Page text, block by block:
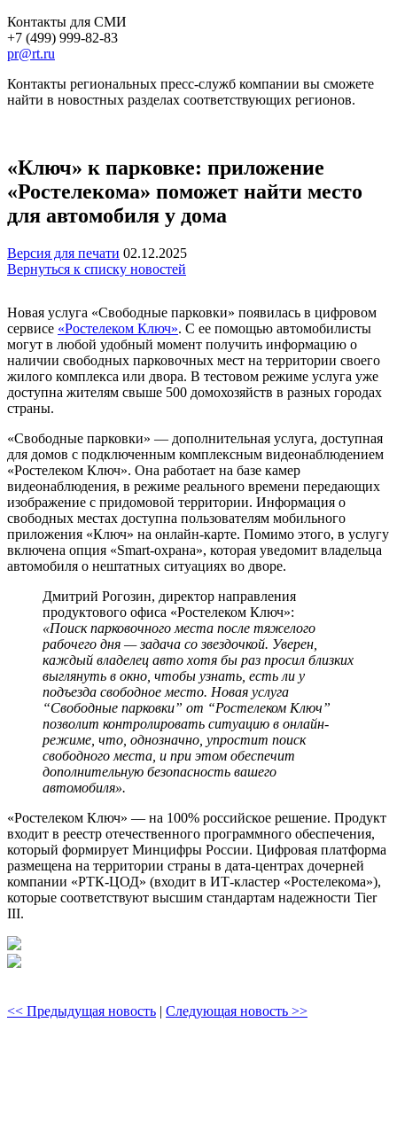
Контакты для СМИ
+7 (499) 999-82-83
pr@rt.ru
Контакты региональных пресс-служб компании вы сможете
найти в новостных разделах соответствующих регионов.
«Ключ» к парковке: приложение
«Ростелекома» поможет найти место
для автомобиля у дома
Версия для печати 02.12.2025
Вернуться к списку новостей
Новая услуга «Свободные парковки» появилась в цифровом
сервисе «Ростелеком Ключ». С ее помощью автомобилисты
могут в любой удобный момент получить информацию о
наличии свободных парковочных мест на территории своего
жилого комплекса или двора. В тестовом режиме услуга уже
доступна жителям свыше 500 домохозяйств в разных городах
страны.
«Свободные парковки» — дополнительная услуга, доступная
для домов с подключенным комплексным видеонаблюдением
«Ростелеком Ключ». Она работает на базе камер
видеонаблюдения, в режиме реального времени передающих
изображение с придомовой территории. Информация о
свободных местах доступна пользователям мобильного
приложения «Ключ» на онлайн-карте. Помимо этого, в услугу
включена опция «Smart-охрана», которая уведомит владельца
автомобиля о нештатных ситуациях во дворе.
Дмитрий Рогозин, директор направления
продуктового офиса «Ростелеком Ключ»:
«Поиск парковочного места после тяжелого
рабочего дня — задача со звездочкой. Уверен,
каждый владелец авто хотя бы раз просил близких
выглянуть в окно, чтобы узнать, есть ли у
подъезда свободное место. Новая услуга
“Свободные парковки” от “Ростелеком Ключ”
позволит контролировать ситуацию в онлайн-
режиме, что, однозначно, упростит поиск
свободного места, и при этом обеспечит
дополнительную безопасность вашего
автомобиля».
«Ростелеком Ключ» — на 100% российское решение. Продукт
входит в реестр отечественного программного обеспечения,
который формирует Минцифры России. Цифровая платформа
размещена на территории страны в дата-центрах дочерней
компании «РТК-ЦОД» (входит в ИТ-кластер «Ростелекома»),
которые соответствуют высшим стандартам надежности Tier
III.
<< Предыдущая новость | Следующая новость >>